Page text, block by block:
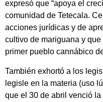
expresó que “apoya el
comunidad de Tetecala.
acciones jurídicas y de
cultivo de mariguana y
primer pueblo cannábico
También exhortó a los
legisle en la materia (uso
que el 30 de abril venció